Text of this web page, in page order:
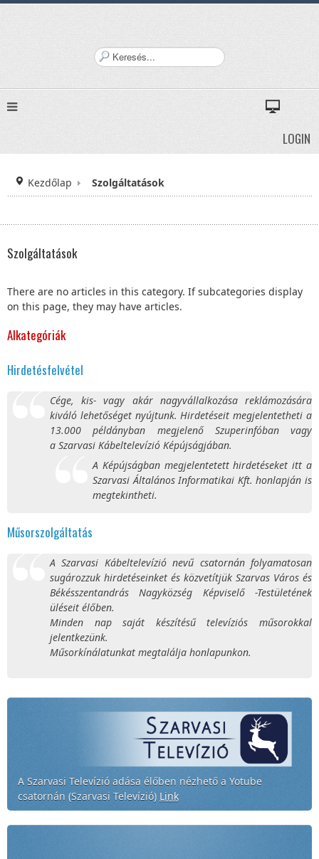
K
e
.
.
LOGIN
Kezdőlap Szolgáltatások
Szolgáltatások
There are no articles in this category. If subcategories display
on this page, they may have articles.
Alkategóriák
Hirdetésfelvétel
Cége, kis- vagy akár nagyvállalkozása reklámozására
kiváló lehetőséget nyújtunk. Hirdetéseit megjelentetheti a
13.000 példányban megjelenő Szuperinfóban vagy
a Szarvasi Kábeltelevízió Képújságjában.
A Képújságban megjelentetett hirdetéseket itt a
Szarvasi Általános Informatikai Kft. honlapján is
megtekintheti.
Műsorszolgáltatás
A Szarvasi Kábeltelevízió nevű csatornán folyamatosan
sugározzuk hirdetéseinket és közvetítjük Szarvas Város és
Békésszentandrás Nagyközség Képviselő -Testületének
üléseit élőben.
Minden nap saját készítésű televíziós műsorokkal
jelentkezünk.
Műsorkínálatunkat megtalálja honlapunkon.
A Szarvasi Televízió adása élőben nézhető a Yotube
csatornán (Szarvasi Televízió) Link